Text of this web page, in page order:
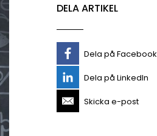
DELA ARTIKEL
Dela på Facebook
Dela på LinkedIn
Skicka e-post